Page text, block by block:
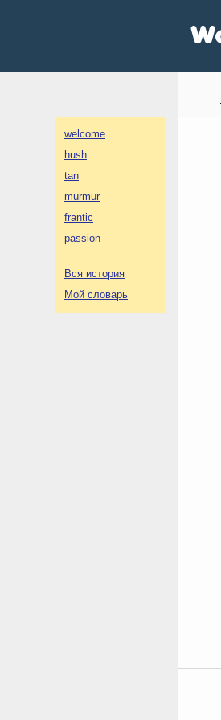
welcome
hush
tan
murmur
frantic
passion
Вся история
Мой словарь